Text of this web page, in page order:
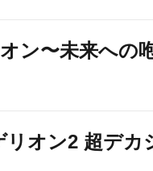
ン〜未来への
オン2 超デカ